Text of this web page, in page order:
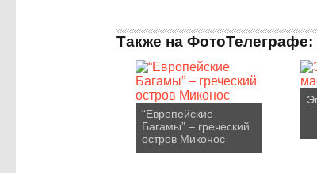
Также на ФотоТелеграфе:
“Европейские
Багамы” – греческий
остров Миконос